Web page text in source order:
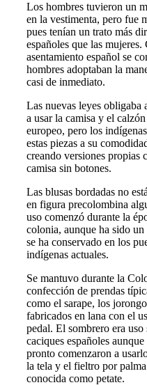
Los hombres tuvieron un
en la vestimenta, pero fue
pues tenían un trato más
españoles que las mujeres.
asentamiento español se
hombres adoptaban la
casi de inmediato.
Las nuevas leyes obligaba
a usar la camisa y el
europeo, pero los
estas piezas a su
creando versiones propias
camisa sin botones.
Las blusas bordadas no
en figura precolombina
uso comenzó durante la
colonia, aunque ha sido un
se ha conservado en los
indígenas actuales.
Se mantuvo durante la
confección de prendas
como el sarape, los
fabricados en lana con el
pedal. El sombrero era
caciques españoles
pronto comenzaron a
la tela y el fieltro por palma
conocida como petate.